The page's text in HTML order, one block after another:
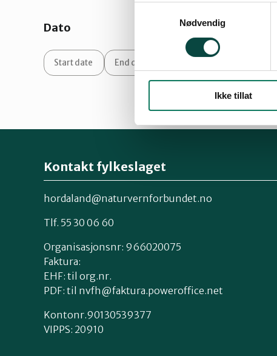
Nødvendig
Ikke tillat
Dato
Kontakt fylkeslaget
hordaland@naturvernforbundet.no
Tlf. 55 30 06 60
Organisasjonsnr: 966020075
Faktura:
EHF: til org.nr.
PDF: til nvfh@faktura.poweroffice.net
Kontonr.90130539377
VIPPS: 20910